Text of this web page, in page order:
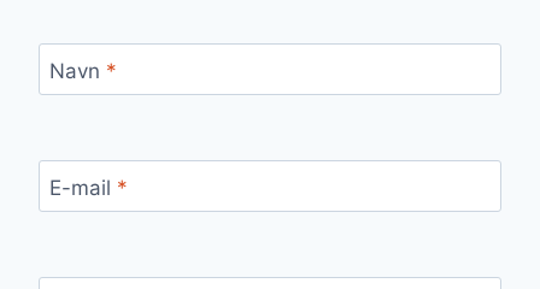
Navn *
E-mail *